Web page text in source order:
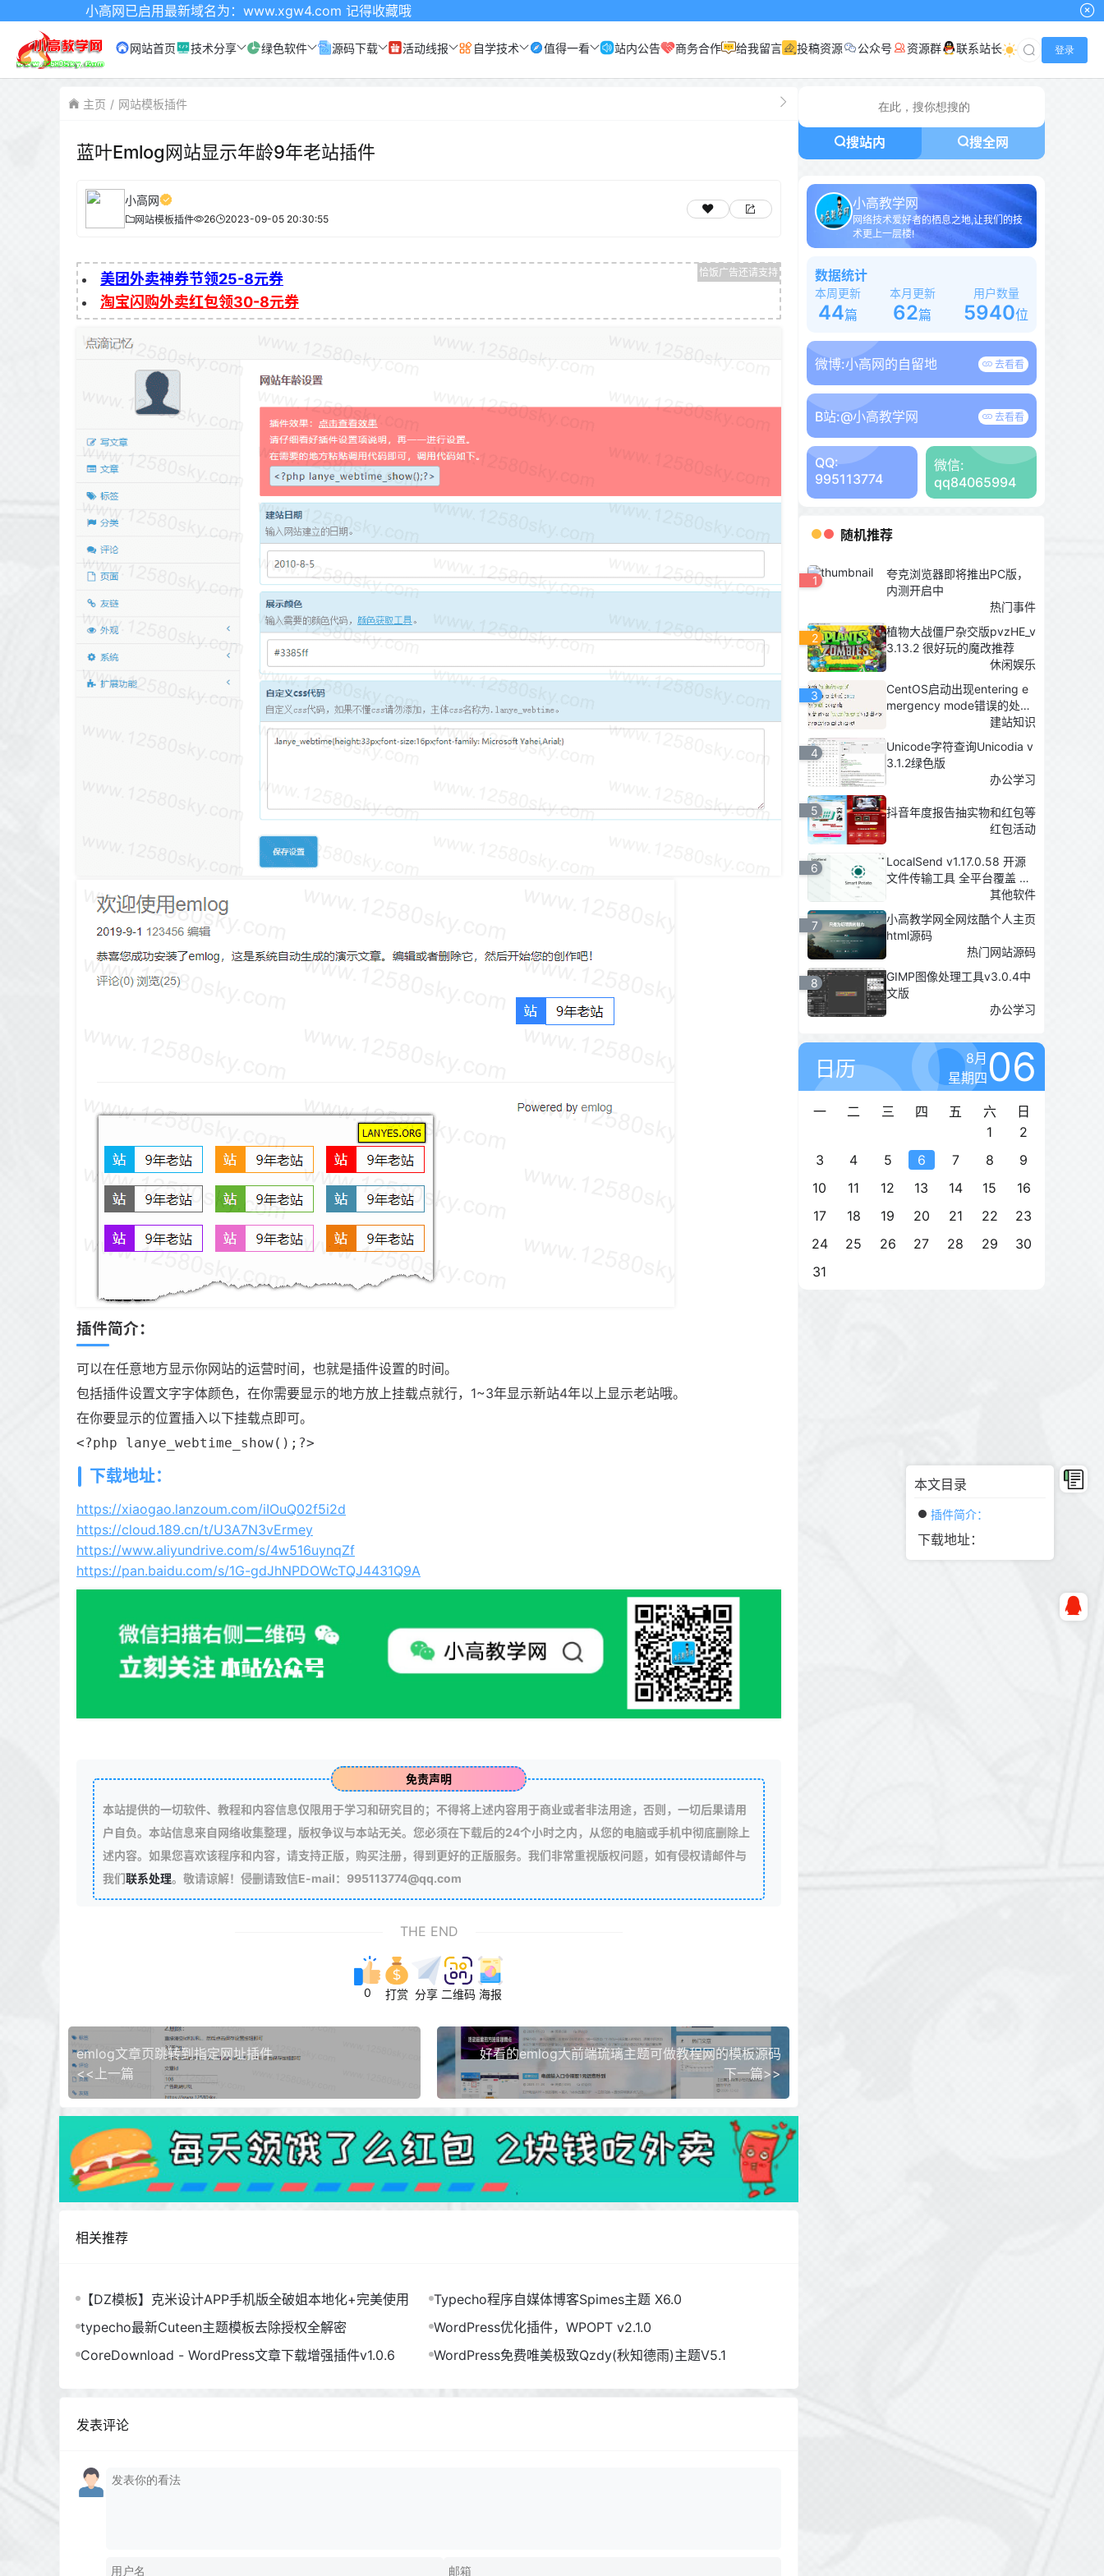
本文目录
插件简介：
下载地址：
高网已启用最新域名为：www.xgw4.com 记得收藏哦
网站首页 技术分享 绿色软件 源码下载 活动线报 自学技术 值得一看 站内公告 商务合作 给我留言 投稿资源 公众号 资源群 联系站长 登录
主页 网站模板插件
蓝叶Emlog网站显示年龄9年老站插件
小高网
网站模板插件 26 2023-09-05 20:30:55
美团外卖神券节领25-8元券
淘宝闪购外卖红包领30-8元券
插件简介：
可以在任意地方显示你网站的运营时间，也就是插件设置的时间。
包括插件设置文字字体颜色，在你需要显示的地方放上挂载点就行，1~3年显示新站4年以上显示老站哦。
在你要显示的位置插入以下挂载点即可。
<?php lanye_webtime_show();?>
下载地址：
https://xiaogao.lanzoum.com/iIOuQ02f5i2d
https://cloud.189.cn/t/U3A7N3vErmey
https://www.aliyundrive.com/s/4w516uynqZf
https://pan.baidu.com/s/1G-gdJhNPDOWcTQJ4431Q9A
免责声明
本站提供的一切软件、教程和内容信息仅限用于学习和研究目的；不得将上述内容用于商业或者非法用途，否则，一切后果请用
户自负。本站信息来自网络收集整理，版权争议与本站无关。您必须在下载后的24个小时之内，从您的电脑或手机中彻底删除上
述内容。如果您喜欢该程序和内容，请支持正版，购买注册，得到更好的正版服务。我们非常重视版权问题，如有侵权请邮件与
我们联系处理。敬请谅解！侵删请致信E-mail：995113774@qq.com
THE END
0 打赏 分享 二维码 海报
emlog文章页跳转到指定网址插件
<<上一篇
好看的emlog大前端琉璃主题可做教程网的模板源码
下一篇>>
相关推荐
【DZ模板】克米设计APP手机版全破姐本地化+完美使用
Typecho程序自媒体博客Spimes主题 X6.0
typecho最新Cuteen主题模板去除授权全解密
WordPress优化插件，WPOPT v2.1.0
CoreDownload - WordPress文章下载增强插件v1.0.6
WordPress免费唯美极致Qzdy(秋知德雨)主题V5.1
发表评论
搜站内 搜全网
小高教学网
网络技术爱好者的栖息之地,让我们的技
术更上一层楼!
数据统计
本周更新
44篇
本月更新
62篇
用户数量
5940位
微博:小高网的自留地 去看看
B站:@小高教学网 去看看
QQ:
995113774
微信:
qq84065994
随机推荐
1
夸克浏览器即将推出PC版，
内测开启中
热门事件
2
植物大战僵尸杂交版pvzHE_v
3.13.2 很好玩的魔改推荐
休闲娱乐
3
CentOS启动出现entering e
mergency mode错误的处理
建站知识
4
Unicode字符查询Unicodia v
3.1.2绿色版
办公学习
5
抖音年度报告抽实物和红包等
红包活动
6
LocalSend v1.17.0.58 开源
文件传输工具 全平台覆盖 适
其他软件
7
小高教学网全网炫酷个人主页
html源码
热门网站源码
8
GIMP图像处理工具v3.0.4中
文版
办公学习
日历
8月
星期四06
一 二 三 四 五 六
日
1
2
3
4 5 6 7 8
9
10
11 12 13 14 15
16
17
18 19 20 21 22
23
24
25 26 27 28 29
30
31